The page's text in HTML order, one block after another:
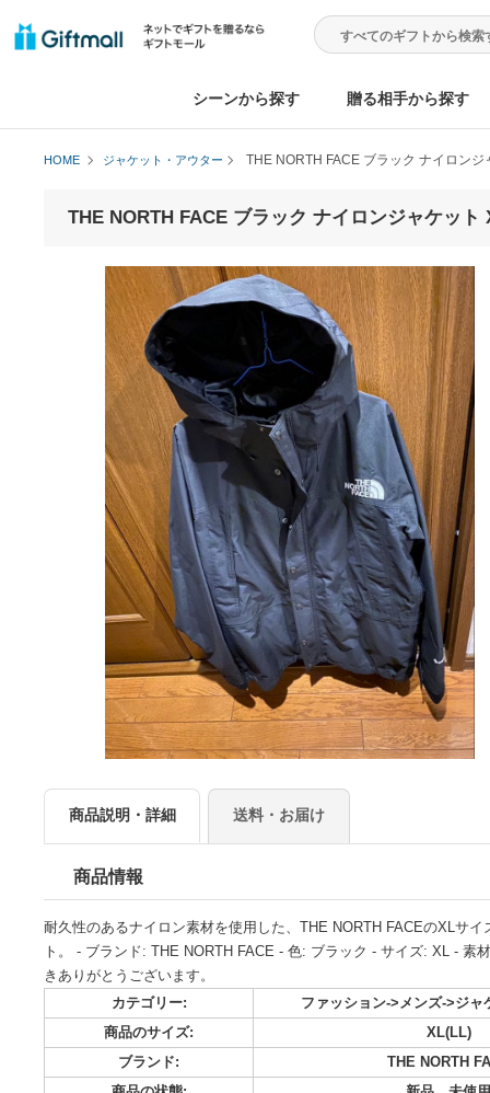
シーンから探す 贈る相手か
商品説明・詳細 送料・お届け
商品情報
耐久性のあるナイロン素材を使用した、THE NORTH FACE
ト。 - ブランド: THE NORTH FACE - 色: ブラック - サイズ:
きありがとうございます。